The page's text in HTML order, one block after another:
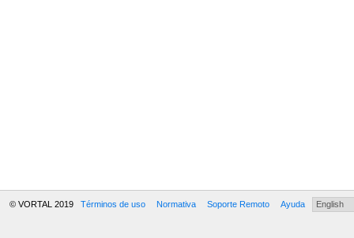
© VORTAL 2019 Términos de uso Normativa Soporte Remoto Ayuda